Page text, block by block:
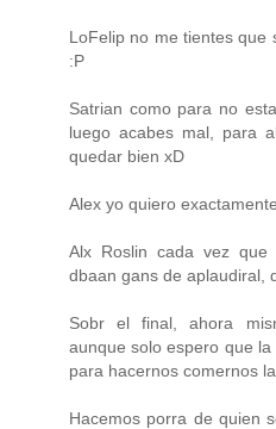
LoFelip no me tientes que
:P
Satrian como para no
luego acabes mal, para
quedar bien xD
Alex yo quiero
Alx Roslin cada vez
dbaan gans de aplaudiral,
Sobr el final, ahora
aunque solo espero que
para hacernos comernos
Hacemos porra de quien